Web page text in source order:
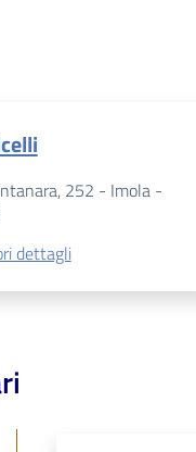
252 - Imola -
dettagli